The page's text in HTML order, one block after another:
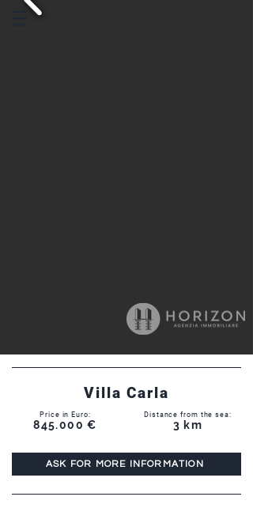
Villa Carla
Price in Euro:
845.000 €
Distance from the sea:
3 km
ASK FOR MORE INFORMATION